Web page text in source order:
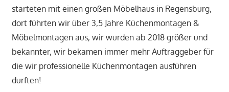
starteten mit einen großen Möbelhaus in Regensburg,
dort führten wir über 3,5 Jahre Küchenmontagen &
Möbelmontagen aus, wir wurden ab 2018 größer und
bekannter, wir bekamen immer mehr Auftraggeber für
die wir professionelle Küchenmontagen ausführen
durften!